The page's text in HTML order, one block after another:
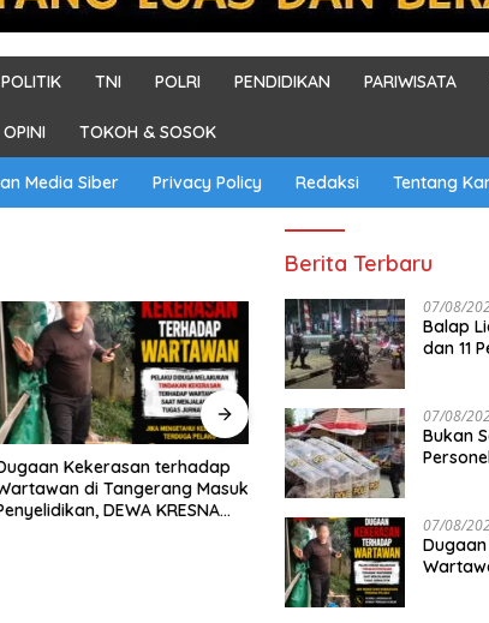
POLITIK TNI POLRI PENDIDIKAN PARIWISATA
OPINI TOKOH & SOSOK
Media Siber Privacy Policy Redaksi Tentang
dan Mabes Polri Bahas
Jelang Perebutan Sabuk
Kapolri 2026
Tim Patroli Perintis Polda
Jaya Amankan 3 Pemuda
Diduga Terkait Kejahatan
Jalanan
Berita Terbaru
07/08/
Balap
dan 11
07/08/
Bukan
07/08/